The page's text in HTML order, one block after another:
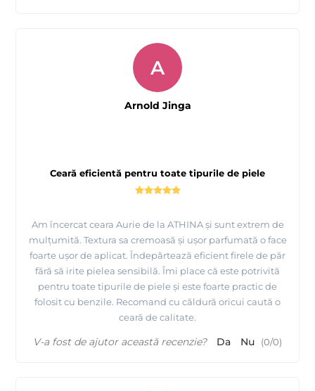
Ceară eficientă pentru toate tipurile de piele
Am încercat ceara Aurie de la ATHINA și sunt extrem de
mulțumită. Textura sa cremoasă și ușor parfumată o face
foarte ușor de aplicat. Îndepărtează eficient firele de păr
fără să irite pielea sensibilă. Îmi place că este potrivită
pentru toate tipurile de piele și este foarte practic de
folosit cu benzile. Recomand cu căldură oricui caută o
ceară de calitate.
A
Arnold Jinga
V-a fost de ajutor această recenzie? Da Nu (0/0)